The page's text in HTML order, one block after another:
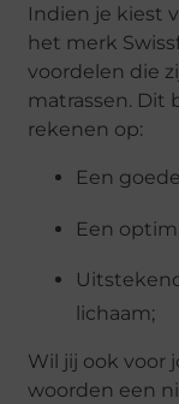
Indien je kiest
het merk
voordelen die
matrassen. Dit
rekenen op:
Een
Een
lichaam;
Wil jij ook voor
woorden een